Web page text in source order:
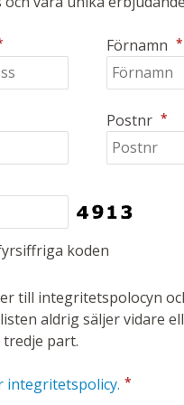
Förnamn *
Postnr *
koden
till integritetspolocyn
aldrig säljer vidare
part.
integritetspolicy. *